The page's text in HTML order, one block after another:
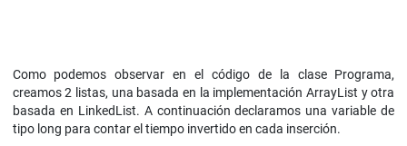
Como podemos observar en el código de la clase Programa,
creamos 2 listas, una basada en la implementación ArrayList y otra
basada en LinkedList. A continuación declaramos una variable de
tipo long para contar el tiempo invertido en cada inserción.